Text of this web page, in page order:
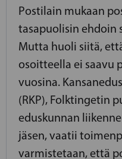
Postilain mukaan
tasapuolisin ehdoin
Mutta huoli siitä,
osoitteella ei saavu
vuosina.
(RKP), Folktingetin
eduskunnan
jäsen, vaatii
varmistetaan, että